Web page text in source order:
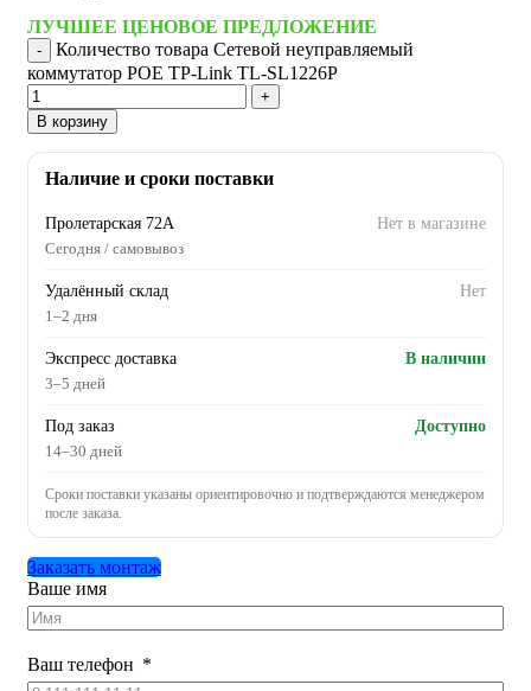
ЛУЧШЕЕ ЦЕНОВОЕ ПРЕДЛОЖЕНИЕ
Количество товара Сетевой неуправляемый
коммутатор POE TP-Link TL-SL1226P
В корзину
Наличие и сроки поставки
Пролетарская 72А
Нет в магазине
Сегодня / самовывоз
Удалённый склад
Нет
1–2 дня
Экспресс доставка
В наличии
3–5 дней
Под заказ
Доступно
14–30 дней
Сроки поставки указаны ориентировочно и подтверждаются менеджером
после заказа.
Заказать монтаж
Ваше имя
Ваш телефон